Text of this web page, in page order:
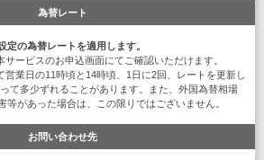
為替レート
定の為替レートを適用します。
ービスのお申込画面にてご確認いただけます。
業日の11時頃と14時頃、1日に2回、レートを更新し
て多少ずれることがあります。また、外国為替相場
等があった場合は、この限りではございません。
お問い合わせ先